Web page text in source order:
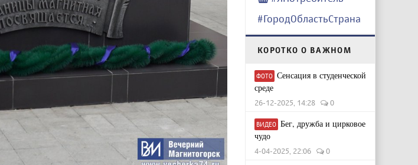
#ГородОбластьСтрана
КОРОТКО О ВАЖНОМ
ФОТО Сенсация в студенческой
среде
26-12-2025, 14:28 0
ВИДЕО Бег, дружба и цирковое
чудо
4-04-2025, 22:06 0